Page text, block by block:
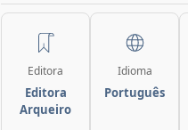
Editora
Editora
Arqueiro
Idioma
Português